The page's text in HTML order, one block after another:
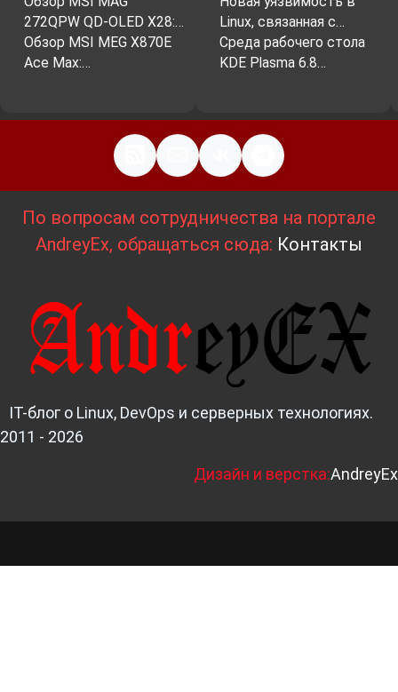
272QPW QD-OLED X28:…
Обзор MSI MEG X870E
Ace Max:…
Linux, связанная с…
Среда рабочего стола
KDE Plasma 6.8…
По вопросам сотрудничества на портале
AndreyEx, обращаться сюда: Контакты
IT-блог о Linux, DevOps и серверных технологиях.
2011 - 2026
Дизайн и верстка:AndreyEx